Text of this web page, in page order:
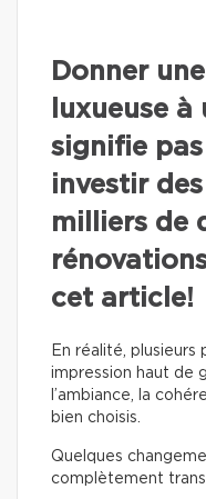
Donner
luxueuse
signifie
investir
milliers de
cet article!
En réalité,
impression haut de
l’ambiance, la
bien choisis.
Quelques
complètement